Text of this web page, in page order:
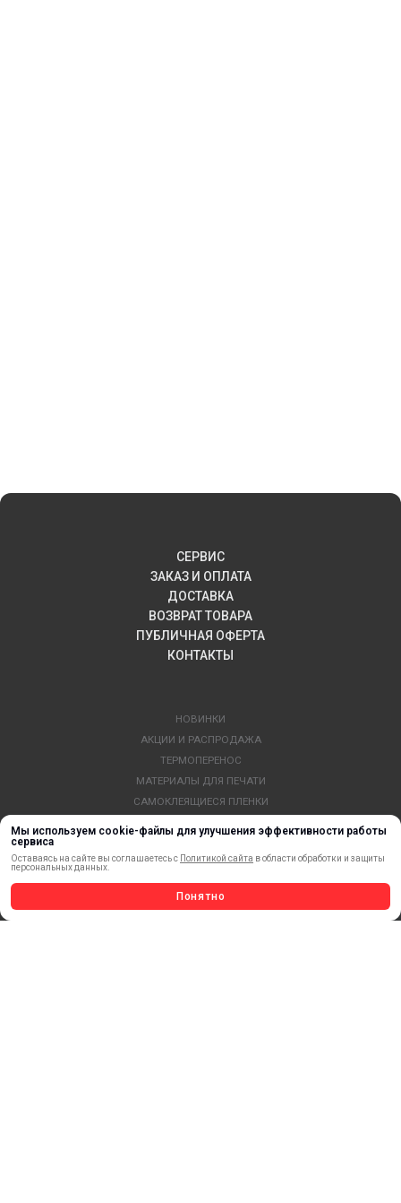
Мы используем cookie-файлы для улучшения эффективности работы
сервиса
Оставаясь на сайте вы соглашаетесь с Политикой сайта в области обработки и защиты
персональных данных.
Понятно
СЕРВИС
ЗАКАЗ И ОПЛАТА
ДОСТАВКА
ВОЗВРАТ ТОВАРА
ПУБЛИЧНАЯ ОФЕРТА
КОНТАКТЫ
НОВИНКИ
АКЦИИ И РАСПРОДАЖА
ТЕРМОПЕРЕНОС
МАТЕРИАЛЫ ДЛЯ ПЕЧАТИ
САМОКЛЕЯЩИЕСЯ ПЛЕНКИ
ОБОРУДОВАНИЕ
ФЛАГШТОКИ SKYPOLE
ПРОФИЛИ И ПРОФИЛЬНЫЕ СИСТЕМЫ